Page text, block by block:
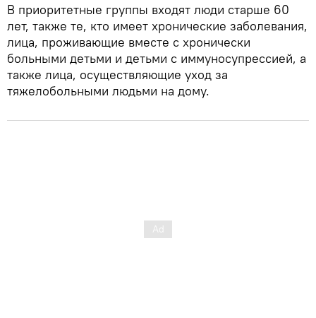
​В приоритетные группы входят люди старше 60
лет, также те, кто имеет хронические заболевания,
лица, проживающие вместе с хронически
больными детьми и детьми с иммуносупрессией, а
также лица, осуществляющие уход за
тяжелобольными людьми на дому.